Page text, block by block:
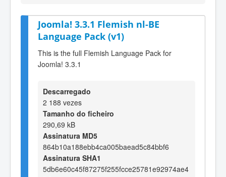
Joomla! 3.3.1 Flemish nl-BE
Language Pack (v1)
This is the full Flemish Language Pack for
Joomla! 3.3.1
Descarregado
2 188 vezes
Tamanho do ficheiro
290,69 kB
Assinatura MD5
864b10a188ebb4ca005baead5c84bbf6
Assinatura SHA1
5db6e60c45f87275f255fcce25781e92974ae4